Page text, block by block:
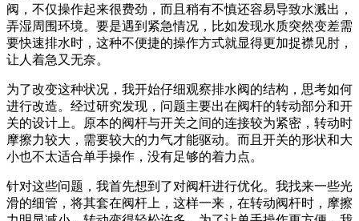
阀，不仅操作起来很费劲，而且稍有不慎还容易导致水溅出，
弄湿周围环境。要是遇到紧急情况，比如发现水质突然变差需
要快速排水时，这种不便捷的操作方式就显得更加捉襟见肘，
让人着急又无奈。
为了改变这种状况，我开始仔细观察排水阀的结构，思考如何
进行改造。经过研究发现，问题主要出在阀杆的转动部分和开
关的设计上。原本的阀杆与开关之间的连接较为紧密，转动时
摩擦力较大，需要较大的力气才能驱动。而且开关的形状和大
小也不太适合单手操作，没有足够的着力点。
针对这些问题，我首先想到了对阀杆进行优化。我找来一些光
滑的细管，将其套在阀杆上，这样一来，在转动阀杆时，摩擦